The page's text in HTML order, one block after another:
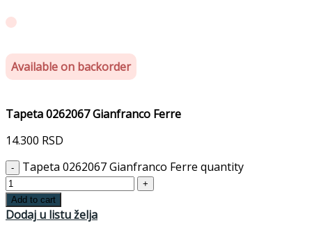
Available on backorder
Tapeta 0262067 Gianfranco Ferre
14.300 RSD
Tapeta 0262067 Gianfranco Ferre quantity
Add to cart
Dodaj u listu želja